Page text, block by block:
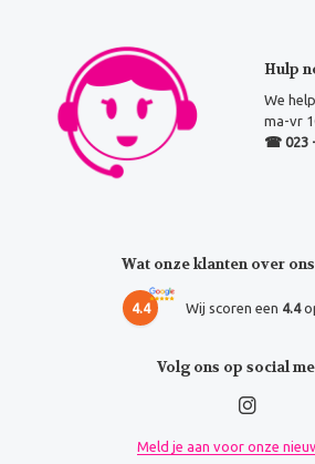
Hulp
We
ma-vr
☎ 023
Wat onze klanten over
4.4 Wij scoren een 4.4
Volg ons op social
Meld je aan voor onze